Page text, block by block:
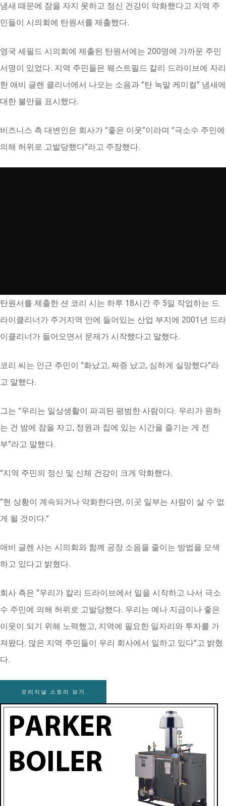
냄새 때문에 잠을 자지 못하고 정신 건강이 악화했다고 지역 주
민들이 시의회에 탄원서를 제출했다.
영국 셰필드 시의회에 제출된 탄원서에는 200명에 가까운 주민
서명이 있었다. 지역 주민들은 웨스트필드 칼리 드라이브에 자리
한 애비 글렌 클리너에서 나오는 소음과 “탄 녹말 케미컬” 냄새에
대한 불만을 표시했다.
비즈니스 측 대변인은 회사가 “좋은 이웃”이라며 “극소수 주민에
의해 허위로 고발당했다”라고 주장했다.
탄원서를 제출한 션 코리 시는 하루 18시간 주 5일 작업하는 드
라이클리너가 주거지역 안에 들어있는 산업 부지에 2001년 드라
이클리너가 들어오면서 문제가 시작했다고 말했다.
코리 씨는 인근 주민이 “화났고, 짜증 났고, 심하게 실망했다”라
고 말했다.
그는 “우리는 일상생활이 파괴된 평범한 사람이다. 우리가 원하
는 건 밤에 잠을 자고, 정원과 집에 있는 시간을 즐기는 게 전
부”라고 말했다.
“지역 주민의 정신 및 신체 건강이 크게 악화했다.
”현 상황이 계속되거나 악화한다면, 이곳 일부는 사람이 살 수 없
게 될 것이다.“
애비 글렌 사는 시의회와 함께 공장 소음을 줄이는 방법을 모색
하고 있다고 밝혔다.
회사 측은 ”우리가 칼리 드라이브에서 일을 시작하고 나서 극소
수 주민에 의해 허위로 고발당했다. 우리는 예나 지금이나 좋은
이웃이 되기 위해 노력했고, 지역에 필요한 일자리와 투자를 가
져왔다. 많은 지역 주민들이 우리 회사에서 일하고 있다“고 밝혔
다.
오리지널 스토리 보기